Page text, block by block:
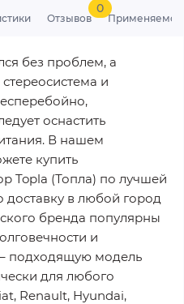
Отзывов
0
без проблем, а
и
оснастить
В нашем
купить
Topla (Топла) по лучшей
доставку в любой город
бренда популярны
и
подходящую модель
для любого
Renault, Hyundai,